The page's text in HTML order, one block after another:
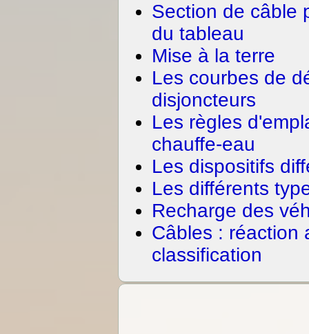
Section de câble
du tableau
Mise à la terre
Les courbes de
disjoncteurs
Les règles
chauffe-eau
Les dispositifs
Les différents
Recharge des
Câbles : réaction
classification